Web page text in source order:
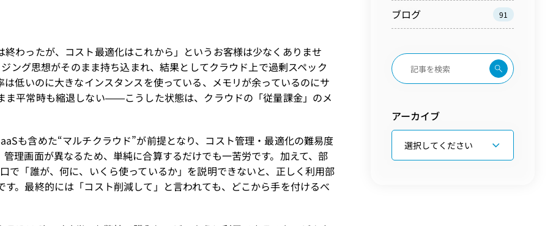
わったが、コスト最適化はこれから」というお客様は少なくありませ
ング思想がそのまま持ち込まれ、結果としてクラウド上で過剰スペック
低いのに大きなインスタンスを使っている、メモリが余っているのにサ
ま平常時も縮退しない――こうした状態は、クラウドの「従量課金」のメ
も含めた“マルチクラウド”が前提となり、コスト管理・最適化の難易度
理画面が異なるため、単純に合算するだけでも一苦労です。加えて、部
で「誰が、何に、いくら使っているか」を説明できないと、正しく利用部
。最終的には「コスト削減して」と言われても、どこから手を付けるべ
ブログ 91
アーカイブ